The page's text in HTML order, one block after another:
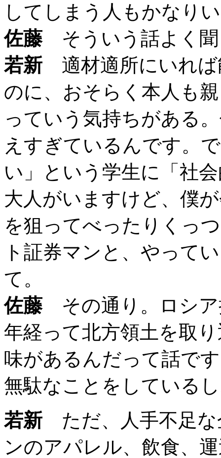
してしまう人もかなり
佐藤そういう話よく聞
若新 適材適所にいれば
のに、おそらく本人も
っていう気持ちがある
えすぎているんです。
い」という学生に「社
大人がいますけど、僕
を狙ってべったりくっ
ト証券マンと、やって
て。
佐藤その通り。ロシア
年経って北方領土を取
味があるんだって話で
無駄なことをしている
若新 ただ、人手不足な
ンのアパレル、飲食、